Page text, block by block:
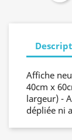
Affiche
40cm x
largeur) -
dépliée ni